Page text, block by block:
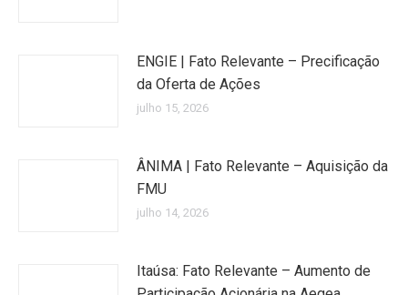
ENGIE | Fato Relevante – Precificação
da Oferta de Ações
julho 15, 2026
ÂNIMA | Fato Relevante – Aquisição da
FMU
julho 14, 2026
Itaúsa: Fato Relevante – Aumento de